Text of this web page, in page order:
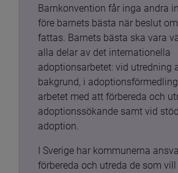
Barnkonvention får inga andra
före barnets bästa när beslut
fattas. Barnets bästa ska vara
alla delar av det internationella
adoptionsarbetet: vid utredning
bakgrund, i
arbetet med att förbereda och
adoptionssökande samt vid
adoption.
I Sverige har kommunerna
förbereda och utreda de som vill